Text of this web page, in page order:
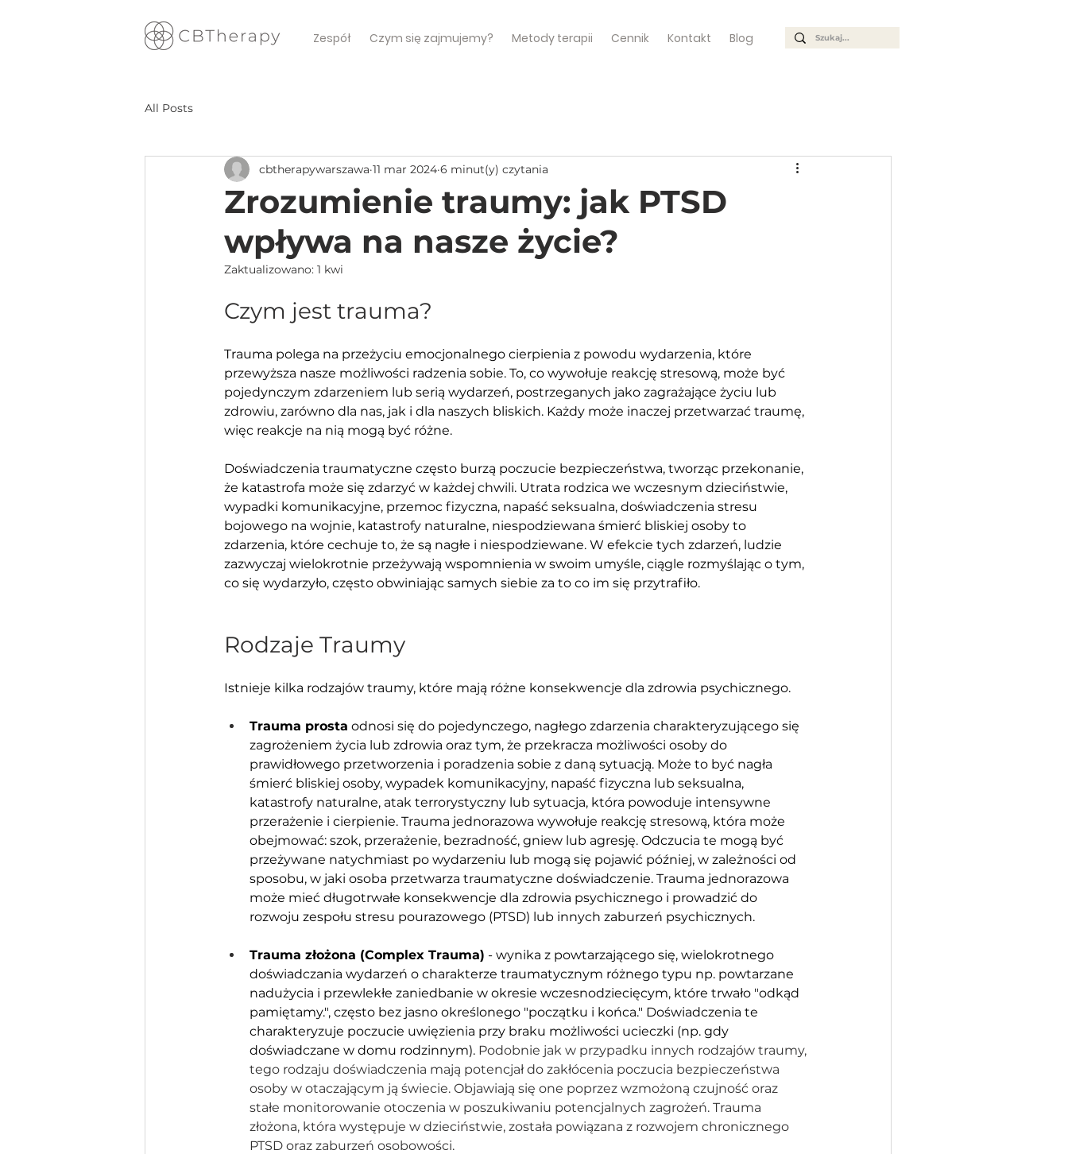
Zespół Czym się zajmujemy? Metody terapii Cennik Kontakt Blog
All Posts
Zrozumienie traumy: jak PTSD
wpływa na nasze życie?
cbtherapywarszawa 11 mar 2024 6 minut(y) czytania
Zaktualizowano: 1 kwi
Czym jest trauma?
Trauma polega na przeżyciu emocjonalnego cierpienia z powodu wydarzenia, które
przewyższa nasze możliwości radzenia sobie. To, co wywołuje reakcję stresową, może być
pojedynczym zdarzeniem lub serią wydarzeń, postrzeganych jako zagrażające życiu lub
zdrowiu, zarówno dla nas, jak i dla naszych bliskich. Każdy może inaczej przetwarzać traumę,
więc reakcje na nią mogą być różne.
Doświadczenia traumatyczne często burzą poczucie bezpieczeństwa, tworząc przekonanie,
że katastrofa może się zdarzyć w każdej chwili. Utrata rodzica we wczesnym dzieciństwie,
wypadki komunikacyjne, przemoc fizyczna, napaść seksualna, doświadczenia stresu
bojowego na wojnie, katastrofy naturalne, niespodziewana śmierć bliskiej osoby to
zdarzenia, które cechuje to, że są nagłe i niespodziewane. W efekcie tych zdarzeń, ludzie
zazwyczaj wielokrotnie przeżywają wspomnienia w swoim umyśle, ciągle rozmyślając o tym,
co się wydarzyło, często obwiniając samych siebie za to co im się przytrafiło.
Rodzaje Traumy
Istnieje kilka rodzajów traumy, które mają różne konsekwencje dla zdrowia psychicznego.
Trauma prosta odnosi się do pojedynczego, nagłego zdarzenia charakteryzującego się
zagrożeniem życia lub zdrowia oraz tym, że przekracza możliwości osoby do
prawidłowego przetworzenia i poradzenia sobie z daną sytuacją. Może to być nagła
śmierć bliskiej osoby, wypadek komunikacyjny, napaść fizyczna lub seksualna,
katastrofy naturalne, atak terrorystyczny lub sytuacja, która powoduje intensywne
przerażenie i cierpienie. Trauma jednorazowa wywołuje reakcję stresową, która może
obejmować: szok, przerażenie, bezradność, gniew lub agresję. Odczucia te mogą być
przeżywane natychmiast po wydarzeniu lub mogą się pojawić później, w zależności od
sposobu, w jaki osoba przetwarza traumatyczne doświadczenie. Trauma jednorazowa
może mieć długotrwałe konsekwencje dla zdrowia psychicznego i prowadzić do
rozwoju zespołu stresu pourazowego (PTSD) lub innych zaburzeń psychicznych.
Trauma złożona (Complex Trauma) - wynika z powtarzającego się, wielokrotnego
doświadczania wydarzeń o charakterze traumatycznym różnego typu np. powtarzane
nadużycia i przewlekłe zaniedbanie w okresie wczesnodziecięcym, które trwało "odkąd
pamiętamy.", często bez jasno określonego "początku i końca." Doświadczenia te
charakteryzuje poczucie uwięzienia przy braku możliwości ucieczki (np. gdy
doświadczane w domu rodzinnym). Podobnie jak w przypadku innych rodzajów traumy,
tego rodzaju doświadczenia mają potencjał do zakłócenia poczucia bezpieczeństwa
osoby w otaczającym ją świecie. Objawiają się one poprzez wzmożoną czujność oraz
stałe monitorowanie otoczenia w poszukiwaniu potencjalnych zagrożeń. Trauma
złożona, która występuje w dzieciństwie, została powiązana z rozwojem chronicznego
PTSD oraz zaburzeń osobowości.